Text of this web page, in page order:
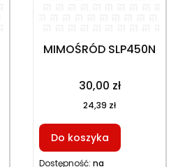
MIMOŚRÓD SLP450N
30,00 zł
24,39 zł
Do koszyka
Dostępność: na